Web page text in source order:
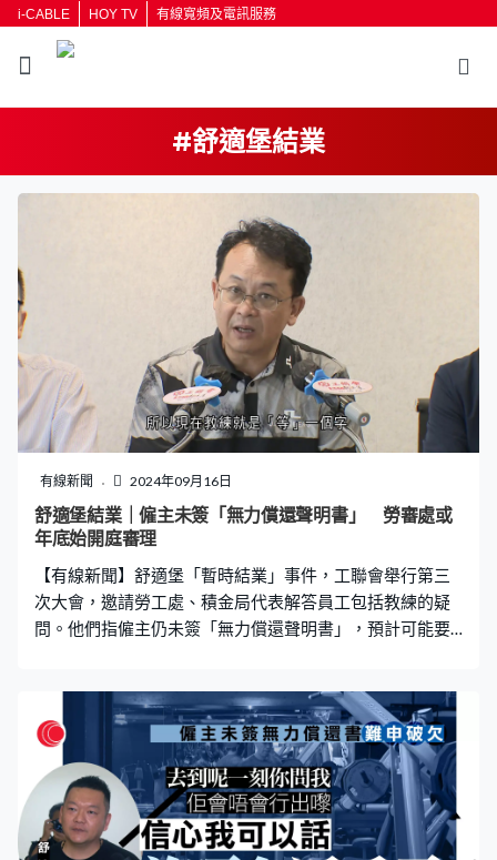
i-CABLE HOY TV 有線寬頻及電訊服務
#舒適堡結業
按輸入鍵開始搜尋
有線新聞 2024年09月16日
舒適堡結業｜僱主未簽「無力償還聲明書」 勞審處或
年底始開庭審理
【有線新聞】舒適堡「暫時結業」事件，工聯會舉行第三
次大會，邀請勞工處、積金局代表解答員工包括教練的疑
問。他們指僱主仍未簽「無力償還聲明書」，預計可能要
練，如果勞工處找你，既然登記了就盡快配合。因為一旦
啟動所謂檢控程序，成功提告後才能拿着判辭到高等法
院，又要再排期申請原僱主清盤。清盤呈請完成後才能走
第三步，申請破欠基金。所以現在教練就是『等』一個字
及很着急。」